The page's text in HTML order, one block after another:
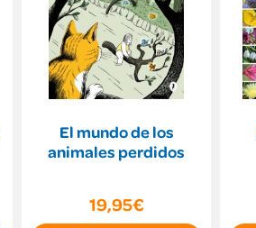
El mundo de los
animales perdidos
19,95€